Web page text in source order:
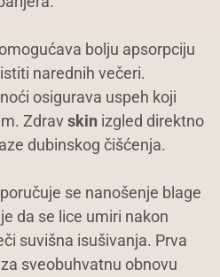
bolju apsorpciju
narednih večeri.
osigurava uspeh koji
Zdravskin izgled direktno
dubinskog čišćenja.
se nanošenje blage
da se lice umiri nakon
suvišna isušivanja. Prva
sveobuhvatnu obnovu